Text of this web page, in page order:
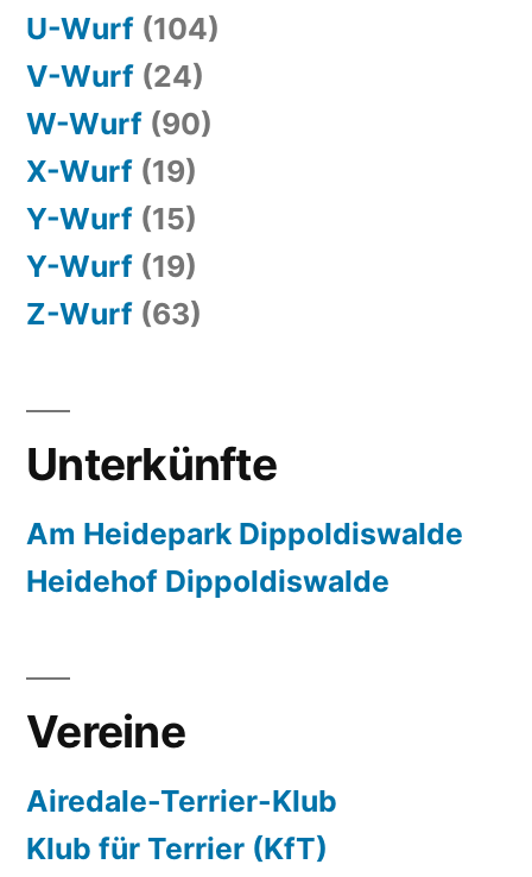
U-Wurf (104)
V-Wurf (24)
W-Wurf (90)
X-Wurf (19)
Y-Wurf (15)
Y-Wurf (19)
Z-Wurf (63)
Unterkünfte
Am Heidepark Dippoldiswalde
Heidehof Dippoldiswalde
Vereine
Airedale-Terrier-Klub
Klub für Terrier (KfT)